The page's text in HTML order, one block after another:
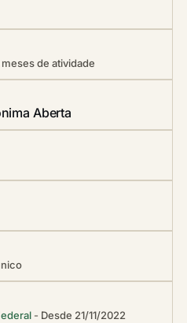
meses de atividade
Aberta
Desde 21/11/2022